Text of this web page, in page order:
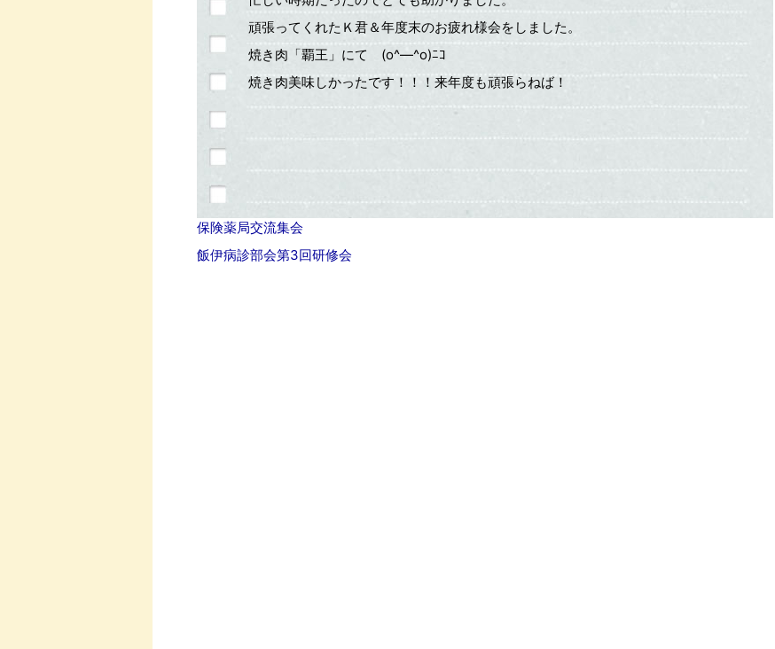
頑張ってくれたＫ君＆年度末のお疲れ様会をしました。
焼き肉「覇王」にて (o^―^o)ﾆｺ
焼き肉美味しかったです！！！来年度も頑張らねば！
保険薬局交流集会
飯伊病診部会第3回研修会